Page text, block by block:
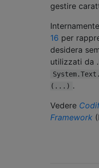
gestire
16 per
desidera
utilizzati da
(...) .
Vedere
Framework